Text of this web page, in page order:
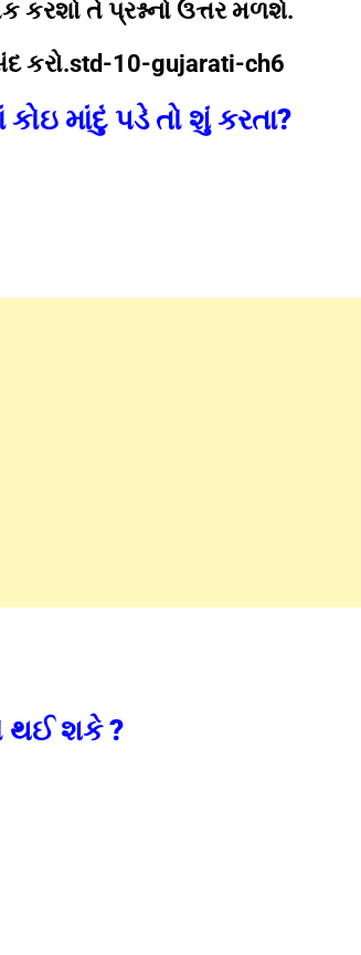
તે પ્રશ્નનો ઉત્તર મળશે.
કરો.std-10-gujarati-ch6
માંદું પડે તો શું કરતા?
થઈ શકે ?